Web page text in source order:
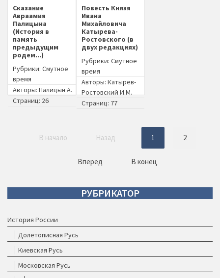
Сказание
Авраамия
Палицына
(История в
память
предыдущим
родем...)
Рубрики: Смутное
время
Авторы: Палицын А.
Страниц: 26
Повесть Князя
Ивана
Михайловича
Катырева-
Ростовского (в
двух редакциях)
Рубрики: Смутное
время
Авторы: Катырев-
Ростовский И.М.
Страниц: 77
В начало Назад 1 2
Вперед В конец
РУБРИКАТОР
История России
Долетописная Русь
Киевская Русь
Московская Русь